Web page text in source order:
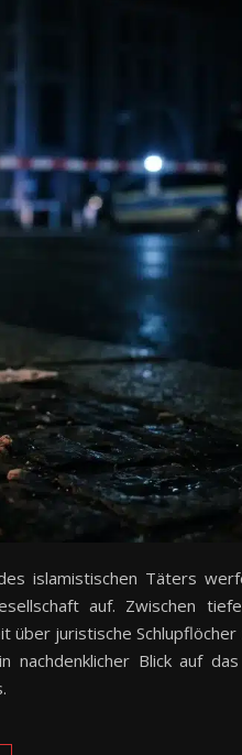
islamistischen Täters
auf. Zwischen
über juristische Schlupflöcher
nachdenklicher Blick auf